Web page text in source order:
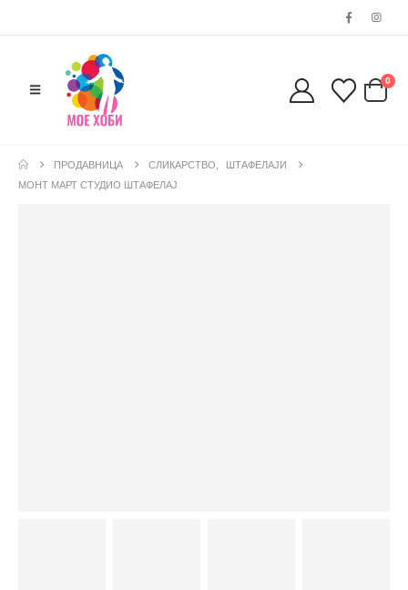
0
ПРОДАВНИЦА СЛИКАРСТВО
ШТАФЕЛАЈИ
МОНТ МАРТ СТУДИО ШТАФЕЛАЈ